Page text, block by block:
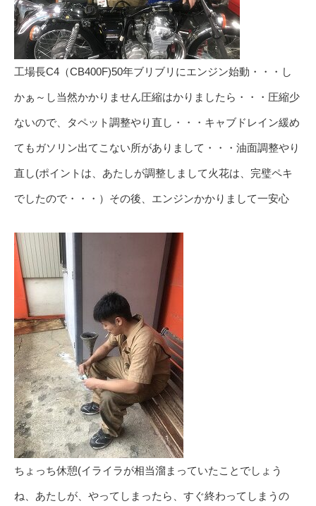
工場長C4（CB400F)50年ブリブリにエンジン始動・・・し
かぁ～し当然かかりません圧縮はかりましたら・・・圧縮少
ないので、タペット調整やり直し・・・キャブドレイン緩め
てもガソリン出てこない所がありまして・・・油面調整やり
直し(ポイントは、あたしが調整しまして火花は、完璧ペキ
でしたので・・・）その後、エンジンかかりまして一安心
ちょっち休憩(イライラが相当溜まっていたことでしょう
ね、あたしが、やってしまったら、すぐ終わってしまうの